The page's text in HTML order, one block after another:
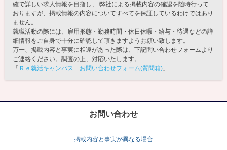
就活ニュースペーパー
就活時事ニュースを更新
よくある質問
不明点があればこちら
確で詳しい求人情報を目指し、 弊社による掲載内容の確認を随時行って
おりますが、掲載情報の内容についてすべてを保証しているわけではあり
ません。
就職活動の際には、雇用形態・勤務時間・休日休暇・給与・待遇などの詳
細情報をご自身で十分に確認して頂きますようお願い致します。
万一、掲載内容と事実に相違があった際は、下記問い合わせフォームより
ご連絡ください。調査の上、対応いたします。
「 Ｒｅ就活キャンパス お問い合わせフォーム(質問箱) 」
お問い合わせ
掲載内容と事実が異なる場合